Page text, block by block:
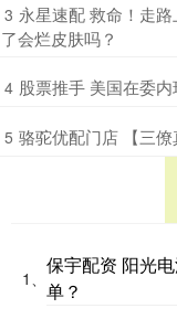
3 永星速配 救命！走
了会烂皮肤吗？
4 股票推手 美国在委
5 骆驼优配门店 【三
1、
保宇配资 阳光
单？